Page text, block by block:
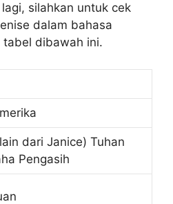
silahkan untuk cek
dalam bahasa
dibawah ini.
dari Janice) Tuhan
Pengasih